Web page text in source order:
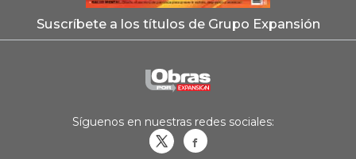
Suscríbete a los títulos de Grupo Expansión
Síguenos en nuestras redes sociales: